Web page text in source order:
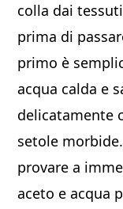
colla dai
prima di
primo è
acqua calda e
delicatamente
setole
provare a
aceto e acqua